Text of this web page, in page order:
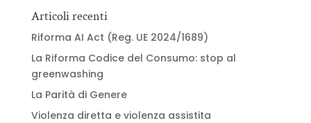
Articoli recenti
Riforma AI Act (Reg. UE 2024/1689)
La Riforma Codice del Consumo: stop al
greenwashing
La Parità di Genere
Violenza diretta e violenza assistita